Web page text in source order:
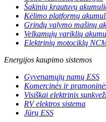
Šakinių krautuvų
Kėlimo platformų
Grindų valymo mašinų
Velkamųjų variklių
Elektrinių motociklų
Energijos kaupimo sistemos
Gyvenamųjų namų ESS
Komercinės ir
Visiškai elektrinis
RV elektros sistema
Jūrų ESS